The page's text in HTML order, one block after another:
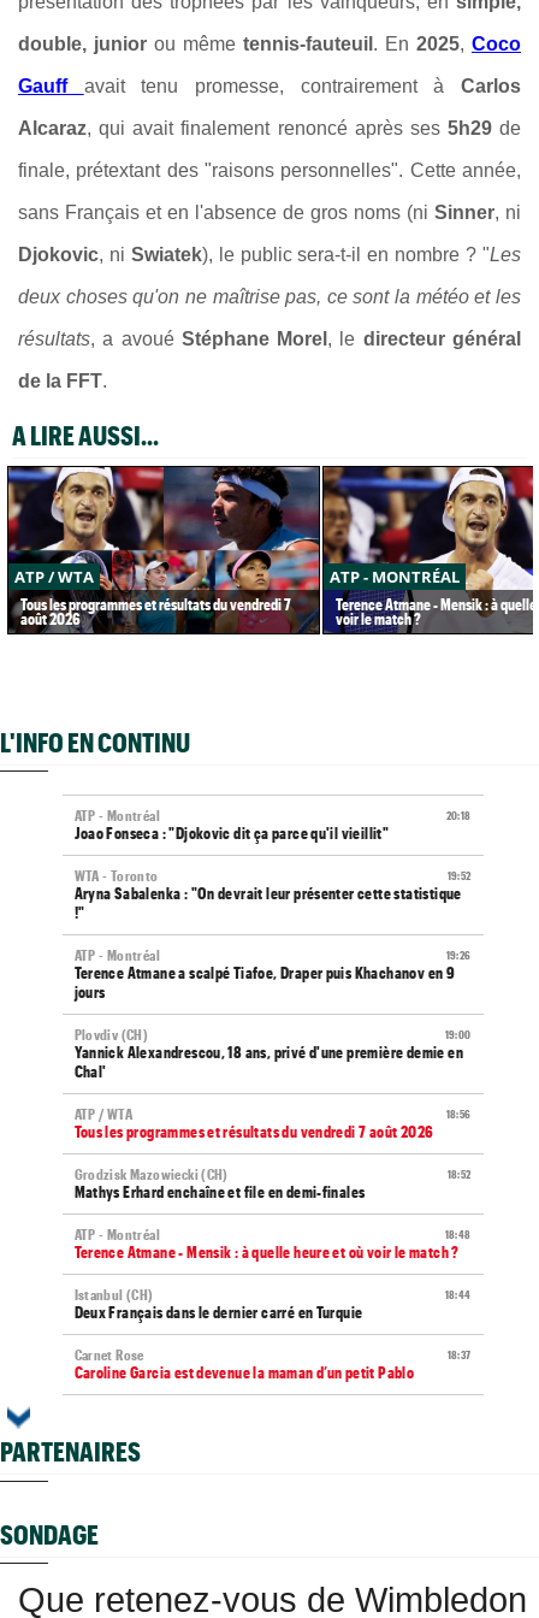
double, junior ou même tennis-fauteuil . En 2025, Coco
Gauff avait tenu promesse, contrairement àCarlos
Alcaraz, qui avait finalement renoncé après ses 5h29de
finale, prétextant des "raisons personnelles". Cette année,
sans Français et en l'absence de gros noms (ni Sinner, ni
Djokovic, ni Swiatek), le public sera-t-il en nombre ? "Les
deux choses qu'on ne maîtrise pas, ce sont la météo et les
résultats, a avoué Stéphane Morel , le directeur général
de la FFT.
A LIRE AUSSI...
ATP / WTA
Tous les programmes et résultats du vendredi 7
août 2026
ATP - MONTRÉAL
Terence Atmane - Mensik : à
voir le match ?
L'INFO EN CONTINU
20:18
ATP - Montréal
Joao Fonseca : "Djokovic dit ça parce qu'il vieillit"
19:52
WTA - Toronto
Aryna Sabalenka : "On devrait leur présenter cette statistique
!"
19:26
ATP - Montréal
Terence Atmane a scalpé Tiafoe, Draper puis Khachanov en 9
jours
19:00
Plovdiv (CH)
Yannick Alexandrescou, 18 ans, privé d'une première demie en
Chal'
18:56
ATP / WTA
Tous les programmes et résultats du vendredi 7 août 2026
18:52
Grodzisk Mazowiecki (CH)
Mathys Erhard enchaîne et file en demi-finales
18:48
ATP - Montréal
Terence Atmane - Mensik : à quelle heure et où voir le match ?
18:44
Istanbul (CH)
Deux Français dans le dernier carré en Turquie
18:37
Carnet Rose
Caroline Garcia est devenue la maman d’un petit Pablo
ATP - Montréal
PARTENAIRES
SONDAGE
Que retenez-vous de Wimbledon